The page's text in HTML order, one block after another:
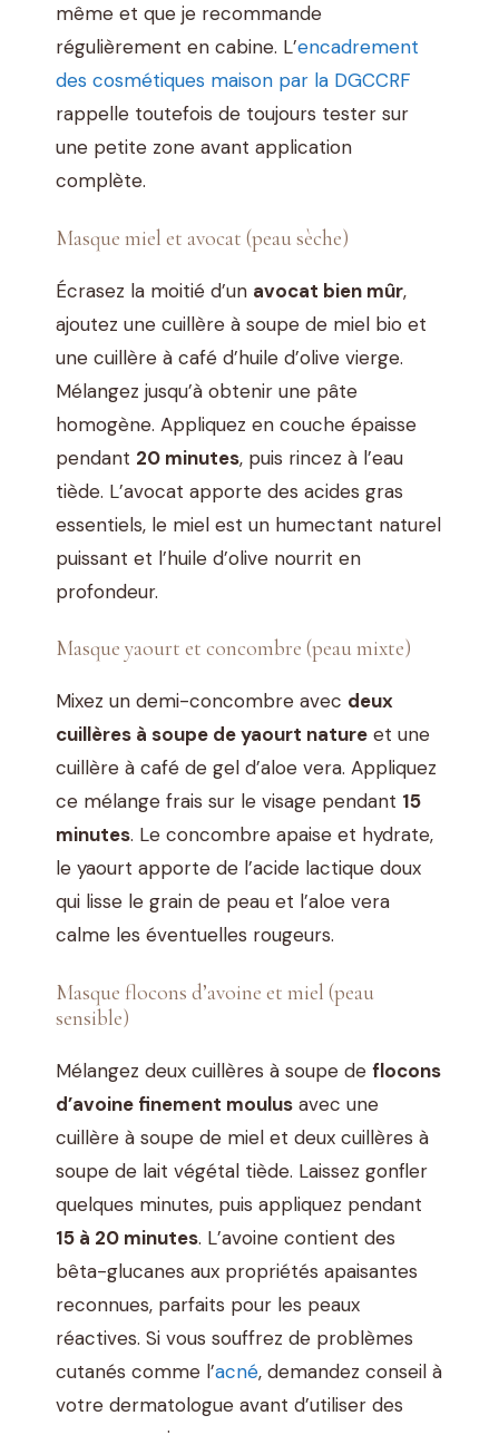
même et que je recommande
régulièrement en cabine. L’encadrement
des cosmétiques maison par la DGCCRF
rappelle toutefois de toujours tester sur
une petite zone avant application
complète.
Masque miel et avocat (peau sèche)
Écrasez la moitié d’un avocat bien mûr,
ajoutez une cuillère à soupe de miel bio et
une cuillère à café d’huile d’olive vierge.
Mélangez jusqu’à obtenir une pâte
homogène. Appliquez en couche épaisse
pendant 20 minutes, puis rincez à l’eau
tiède. L’avocat apporte des acides gras
essentiels, le miel est un humectant naturel
puissant et l’huile d’olive nourrit en
profondeur.
Masque yaourt et concombre (peau mixte)
Mixez un demi-concombre avec deux
cuillères à soupe de yaourt nature et une
cuillère à café de gel d’aloe vera. Appliquez
ce mélange frais sur le visage pendant 15
minutes. Le concombre apaise et hydrate,
le yaourt apporte de l’acide lactique doux
qui lisse le grain de peau et l’aloe vera
calme les éventuelles rougeurs.
Masque flocons d’avoine et miel (peau
sensible)
Mélangez deux cuillères à soupe de flocons
d’avoine finement moulus avec une
cuillère à soupe de miel et deux cuillères à
soupe de lait végétal tiède. Laissez gonfler
quelques minutes, puis appliquez pendant
15 à 20 minutes. L’avoine contient des
bêta-glucanes aux propriétés apaisantes
reconnues, parfaits pour les peaux
réactives. Si vous souffrez de problèmes
cutanés comme l’acné, demandez conseil à
votre dermatologue avant d’utiliser des